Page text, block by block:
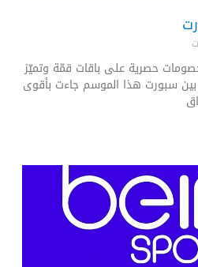
حصرية على باقات قمّة وتميّز
سبورت هذا الموسم جاءت بأقوى